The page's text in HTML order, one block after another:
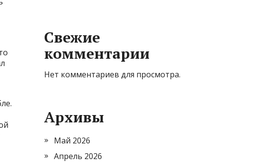
Свежие
комментарии
Нет комментариев для просмотра.
Архивы
Май 2026
Апрель 2026